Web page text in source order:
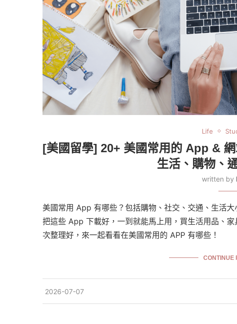
Life
[美國留學] 20+ 美國常用的 App &
生活、購物、
written by
美國常用 App 有哪些？包括購物、社交、交通、生活
把這些 App 下載好，一到就能馬上用，買生活用品、
次整理好，來一起看看在美國常用的 APP 有哪些！
CONTINUE
2026-07-07